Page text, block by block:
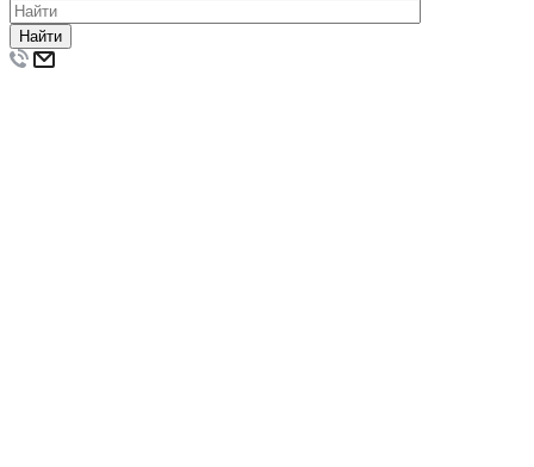
Найти